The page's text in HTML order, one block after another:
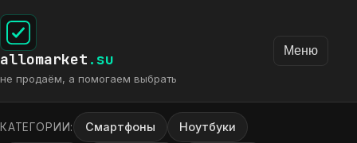
allomarket .su
не продаём, а помогаем выбрать
Меню
КАТЕГОРИИ: Смартфоны Ноутбуки